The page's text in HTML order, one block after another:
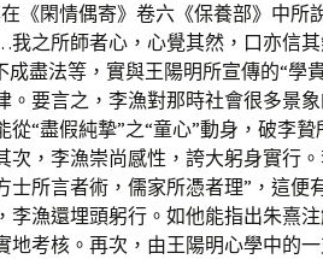
《閑情偶寄》卷六《保養部》中所
之所師者心，心覺其然，口亦信其
成盡法等，實與王陽明所宣傳的“學
。要言之，李漁對那時社會很多景
“盡假純摯”之“童心”動身，破李
次，李漁崇尚感性，誇大躬身實行
士所言者術，儒家所憑者理”，這便
李漁還埋頭躬行。如他能指出朱熹
地考核。再次，由王陽明心學中的